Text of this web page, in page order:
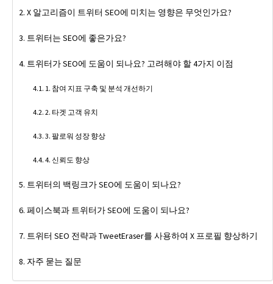
X 알고리즘이 트위터 SEO에 미치는 영향은 무엇인가요?
트위터는 SEO에 좋은가요?
트위터가 SEO에 도움이 되나요? 고려해야 할 4가지 이점
1. 참여 지표 구축 및 분석 개선하기
2. 타겟 고객 유치
3. 팔로워 성장 향상
4. 신뢰도 향상
트위터의 백링크가 SEO에 도움이 되나요?
페이스북과 트위터가 SEO에 도움이 되나요?
트위터 SEO 전략과 TweetEraser를 사용하여 X 프로필 향상하기
자주 묻는 질문